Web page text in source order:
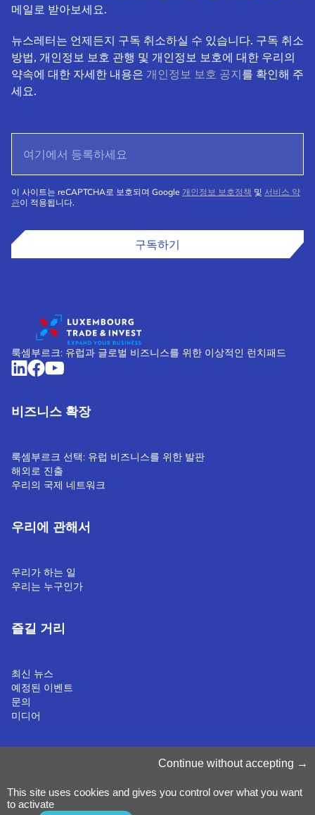
메일로 받아보세요.
뉴스레터는 언제든지 구독 취소하실 수 있습니다. 구독 취소
방법, 개인정보 보호 관행 및 개인정보 보호에 대한 우리의
약속에 대한 자세한 내용은 개인정보 보호 공지를 확인해 주
세요.
이 사이트는 reCAPTCHA로 보호되며 Google 개인정보 보호정책 및 서비스 약
관이 적용됩니다.
구독하기
룩셈부르크: 유럽과 글로벌 비즈니스를 위한 이상적인 런치패드
비즈니스 확장
룩셈부르크 선택: 유럽 비즈니스를 위한 발판
해외로 진출
우리의 국제 네트워크
우리에 관해서
우리가 하는 일
우리는 누구인가
즐길 거리
최신 뉴스
예정된 이벤트
문의
미디어
개인정보처리방침
약관 & 조건
Continue without accepting
This site uses cookies and gives you control over what you want
to activate